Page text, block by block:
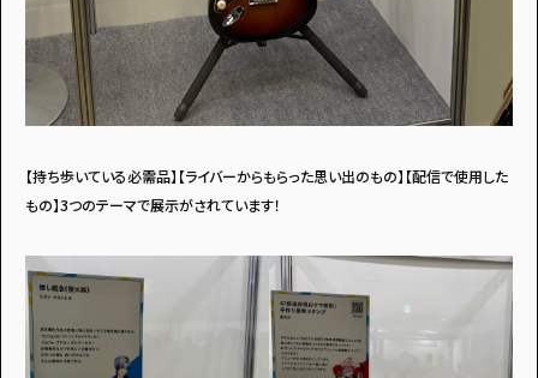
【持ち歩いている必需品】【ライバーからもらった思い出のもの】【配信で使用した
もの】3つのテーマで展示がされています！